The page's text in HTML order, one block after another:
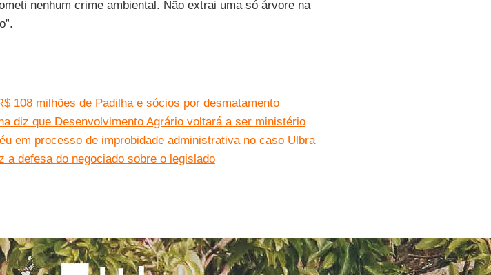
nenhum crime ambiental. Não extrai uma só árvore na
108 milhões de Padilha e sócios por desmatamento
diz que Desenvolvimento Agrário voltará a ser ministério
em processo de improbidade administrativa no caso Ulbra
a defesa do negociado sobre o legislado